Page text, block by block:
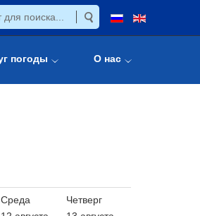
погоды О нас
Среда
Четверг